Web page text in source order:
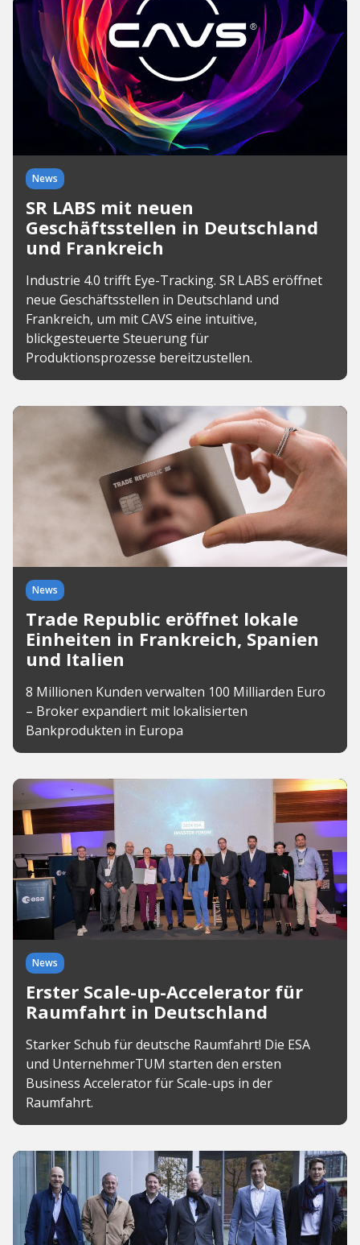
News
SR LABS mit neuen
Geschäftsstellen in Deutschland
und Frankreich
Industrie 4.0 trifft Eye-Tracking. SR LABS eröffnet
neue Geschäftsstellen in Deutschland und
Frankreich, um mit CAVS eine intuitive,
blickgesteuerte Steuerung für
Produktionsprozesse bereitzustellen.
News
Trade Republic eröffnet lokale
Einheiten in Frankreich, Spanien
und Italien
8 Millionen Kunden verwalten 100 Milliarden Euro
– Broker expandiert mit lokalisierten
Bankprodukten in Europa
News
Erster Scale-up-Accelerator für
Raumfahrt in Deutschland
Starker Schub für deutsche Raumfahrt! Die ESA
und UnternehmerTUM starten den ersten
Business Accelerator für Scale-ups in der
Raumfahrt.